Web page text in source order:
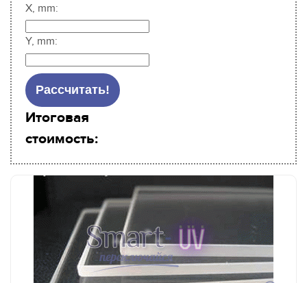
X, mm:
Y, mm:
Итоговая
стоимость: